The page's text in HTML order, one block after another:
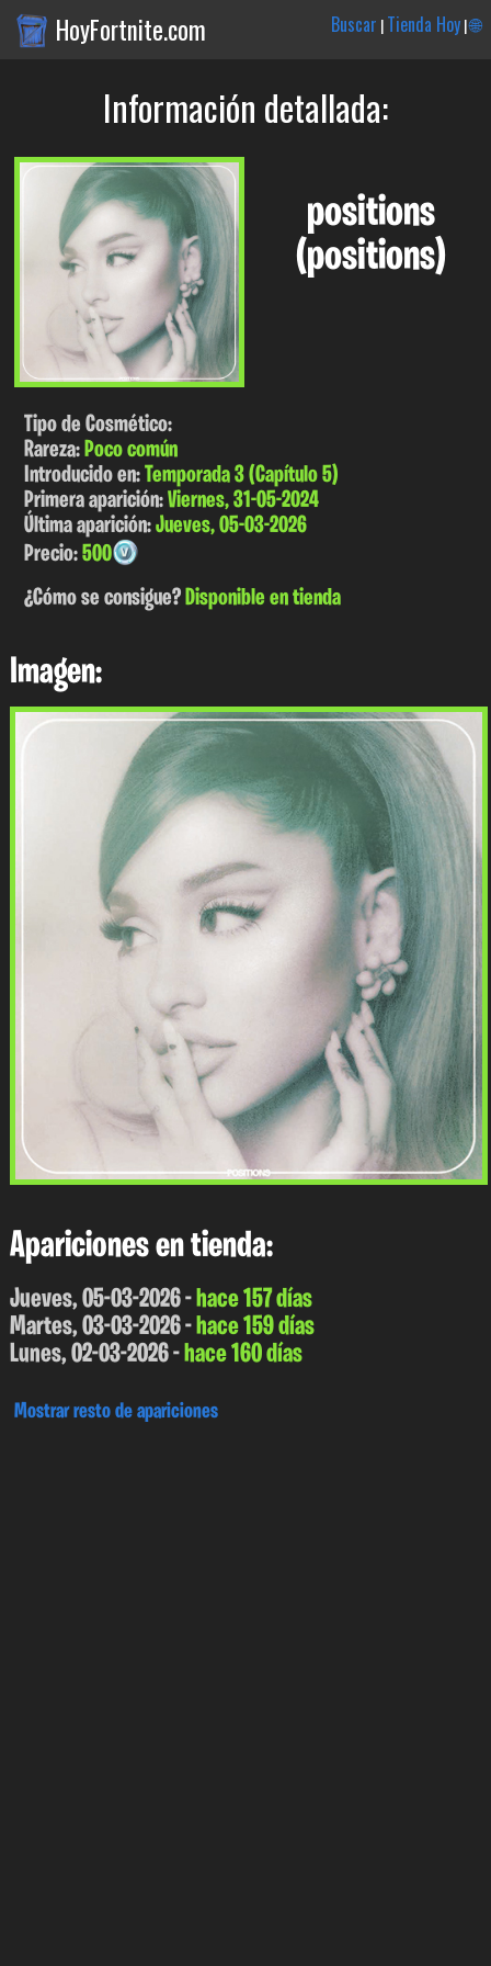
HoyFortnite.com Buscar |Tienda Hoy|🌐
Información detallada:
positions
(positions)
Tipo de Cosmético:
Rareza:Poco común
Introducido en:Temporada 3 (Capítulo 5)
Primera aparición:Viernes, 31-05-2024
Última aparición:Jueves, 05-03-2026
Precio:500
¿Cómo se consigue?Disponible en tienda
Imagen:
Apariciones en tienda:
Jueves, 05-03-2026 -hace 157 días
Martes, 03-03-2026 -hace 159 días
Lunes, 02-03-2026 -hace 160 días
Mostrar resto de apariciones